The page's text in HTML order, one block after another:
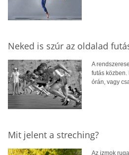
Neked is szúr az oldalad
A
futás
órán, vagy
Mit jelent a streching?
Az izmok